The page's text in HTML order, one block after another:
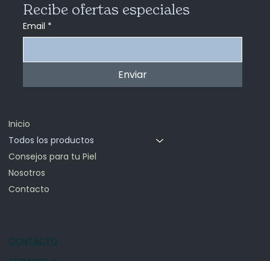
Recibe ofertas especiales
Email *
Enviar
Inicio
Todos los productos
Consejos para tu Piel
Nosotros
Contacto
CONTACTO